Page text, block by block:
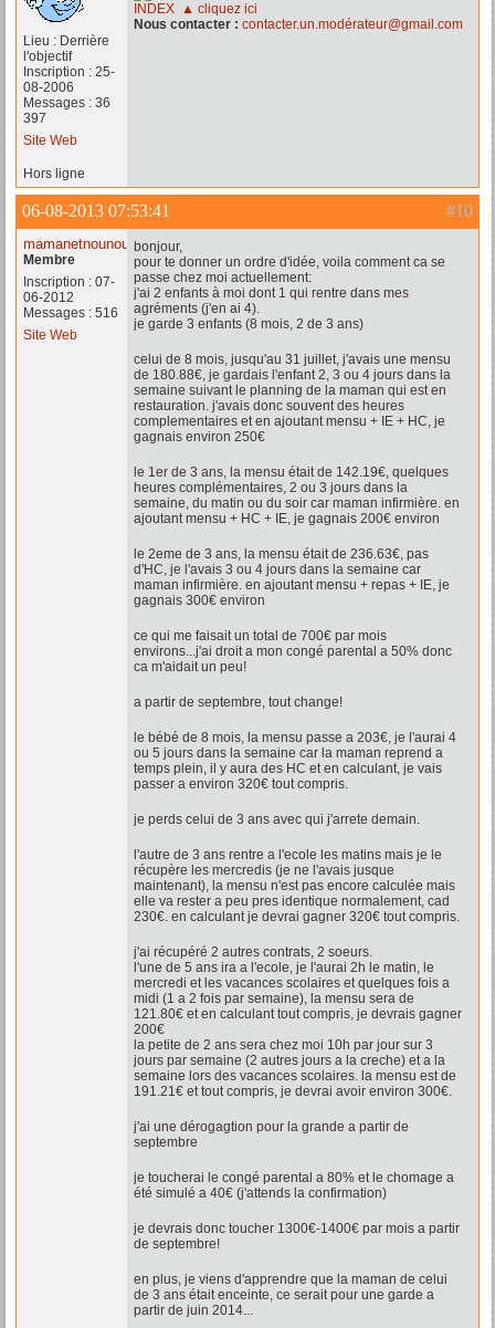
Lieu : Derrière
l'objectif
Inscription : 25-
08-2006
Messages : 36
397
Site Web
INDEX ▲ cliquez ici
Nous contacter : contacter.un.modérateur@gmail.com
Hors ligne
#10
06-08-2013 07:53:41
mamanetnounou
Membre
Inscription : 07-
06-2012
Messages : 516
Site Web
bonjour,
pour te donner un ordre d'idée, voila comment ca se
passe chez moi actuellement:
j'ai 2 enfants à moi dont 1 qui rentre dans mes
agréments (j'en ai 4).
je garde 3 enfants (8 mois, 2 de 3 ans)
celui de 8 mois, jusqu'au 31 juillet, j'avais une mensu
de 180.88€, je gardais l'enfant 2, 3 ou 4 jours dans la
semaine suivant le planning de la maman qui est en
restauration. j'avais donc souvent des heures
complementaires et en ajoutant mensu + IE + HC, je
gagnais environ 250€
le 1er de 3 ans, la mensu était de 142.19€, quelques
heures complémentaires, 2 ou 3 jours dans la
semaine, du matin ou du soir car maman infirmière. en
ajoutant mensu + HC + IE, je gagnais 200€ environ
le 2eme de 3 ans, la mensu était de 236.63€, pas
d'HC, je l'avais 3 ou 4 jours dans la semaine car
maman infirmière. en ajoutant mensu + repas + IE, je
gagnais 300€ environ
ce qui me faisait un total de 700€ par mois
environs...j'ai droit a mon congé parental a 50% donc
ca m'aidait un peu!
a partir de septembre, tout change!
le bébé de 8 mois, la mensu passe a 203€, je l'aurai 4
ou 5 jours dans la semaine car la maman reprend a
temps plein, il y aura des HC et en calculant, je vais
passer a environ 320€ tout compris.
je perds celui de 3 ans avec qui j'arrete demain.
l'autre de 3 ans rentre a l'ecole les matins mais je le
récupère les mercredis (je ne l'avais jusque
maintenant), la mensu n'est pas encore calculée mais
elle va rester a peu pres identique normalement, cad
230€. en calculant je devrai gagner 320€ tout compris.
j'ai récupéré 2 autres contrats, 2 soeurs.
l'une de 5 ans ira a l'ecole, je l'aurai 2h le matin, le
mercredi et les vacances scolaires et quelques fois a
midi (1 a 2 fois par semaine), la mensu sera de
121.80€ et en calculant tout compris, je devrais gagner
200€
la petite de 2 ans sera chez moi 10h par jour sur 3
jours par semaine (2 autres jours a la creche) et a la
semaine lors des vacances scolaires. la mensu est de
191.21€ et tout compris, je devrai avoir environ 300€.
j'ai une dérogagtion pour la grande a partir de
septembre
je toucherai le congé parental a 80% et le chomage a
été simulé a 40€ (j'attends la confirmation)
je devrais donc toucher 1300€-1400€ par mois a partir
de septembre!
en plus, je viens d'apprendre que la maman de celui
de 3 ans était enceinte, ce serait pour une garde a
partir de juin 2014...